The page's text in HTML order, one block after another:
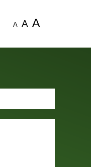
A A A